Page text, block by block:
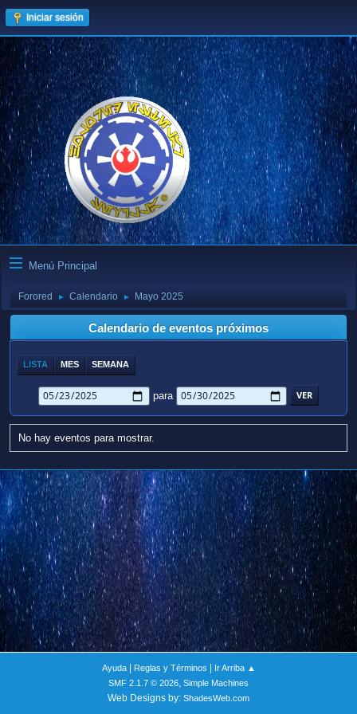
Iniciar sesión
Menú Principal
Forored ► Calendario ► Mayo 2025
Calendario de eventos próximos
LISTA MES SEMANA
para
No hay eventos para mostrar.
Ayuda| Reglas y Términos
Ir Arriba ▲
SMF 2.1.7 © 2026, Simple Machines
Web Designs by: ShadesWeb.com